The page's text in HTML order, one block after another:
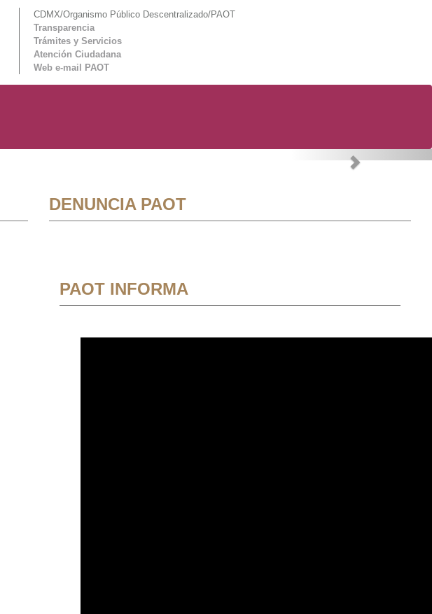
CDMX/Organismo Público Descentralizado/PAOT
Transparencia
Trámites y Servicios
Atención Ciudadana
Web e-mail PAOT
Next
DENUNCIA PAOT
PAOT INFORMA